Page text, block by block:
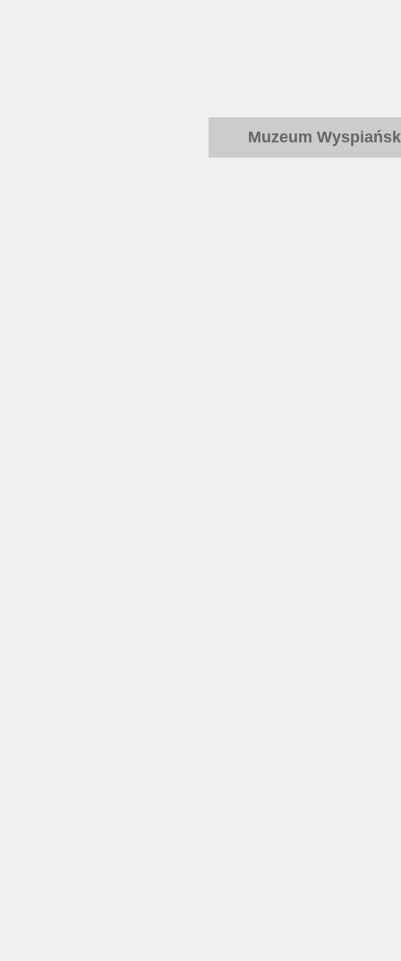
Muzeum